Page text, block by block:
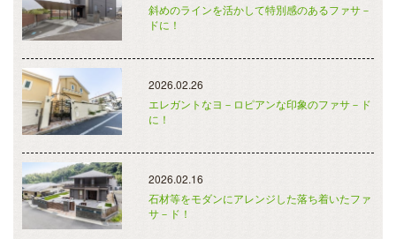
斜めのラインを活かして特別感のあるファサ－
ドに！
2026.02.26
エレガントなヨ－ロピアンな印象のファサ－ド
に！
2026.02.16
石材等をモダンにアレンジした落ち着いたファ
サ－ド！